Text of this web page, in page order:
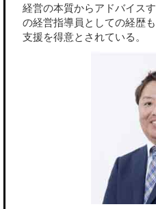
経営の本質からアドバイス
の経営指導員としての経歴
支援を得意とされている。